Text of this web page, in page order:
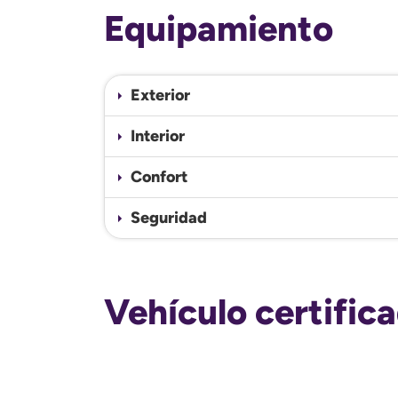
Equipamiento
Exterior
Interior
Confort
Seguridad
Vehículo